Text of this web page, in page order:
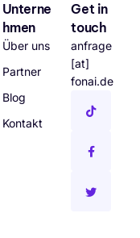
Unterne
hmen
Über uns
Partner
Blog
Kontakt
Get in
touch
anfrage
[at]
fonai.de